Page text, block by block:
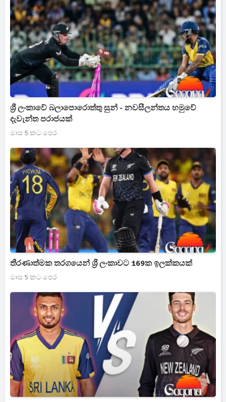
ශ්‍රී ලංකාවේ බලාපොරොත්තු සුන් - නවසීලන්තය හමුවේ
දැවැන්ත පරාජයක්
මාස 5 කට පෙර
තීරණාත්මක තරගයෙන් ශ්‍රී ලංකාවට 169ක ඉලක්කයක්
මාස 5 කට පෙර